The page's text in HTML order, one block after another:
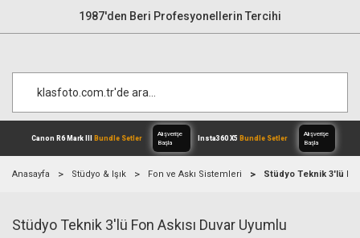
1987'den Beri Profesyonellerin Tercihi
Canon R6 Mark III Bundle Setler
Alışverişe
Anasayfa Stüdyo & Işık Fon ve Askı Sistemleri Stüdyo Teknik 3'lü
Stüdyo Teknik 3'lü Fon Askısı Duvar Uyumlu